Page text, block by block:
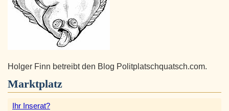
Holger Finn betreibt den Blog Politplatschquatsch.com.
Marktplatz
Ihr Inserat?